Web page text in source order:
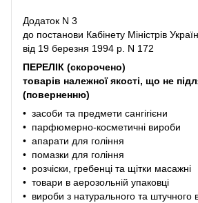
Додаток N 3
до постанови Кабінету Міністрів
від 19 березня 1994 р. N 172
ПЕРЕЛІК (скорочено)
товарів належної якості, що не
(поверненню)
• засоби та предмети сангігієни
• парфюмерно-косметичні вироби
• апарати для гоління
• помазки для гоління
• розчіски, гребенці та щітки масажні
• товари в аерозольній упаковці
• вироби з натурального та штучного